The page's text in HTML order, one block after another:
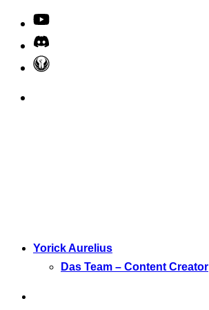
Yorick Aurelius
Das Team – Content Creator